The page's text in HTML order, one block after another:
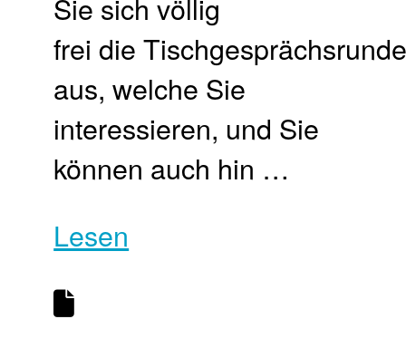
frei die
aus, welche Sie
interessieren, und Sie
können auch hin …
Lesen